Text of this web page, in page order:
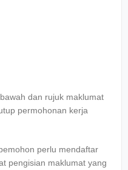
dan rujuk maklumat
permohonan kerja
perlu mendaftar
pengisian maklumat yang